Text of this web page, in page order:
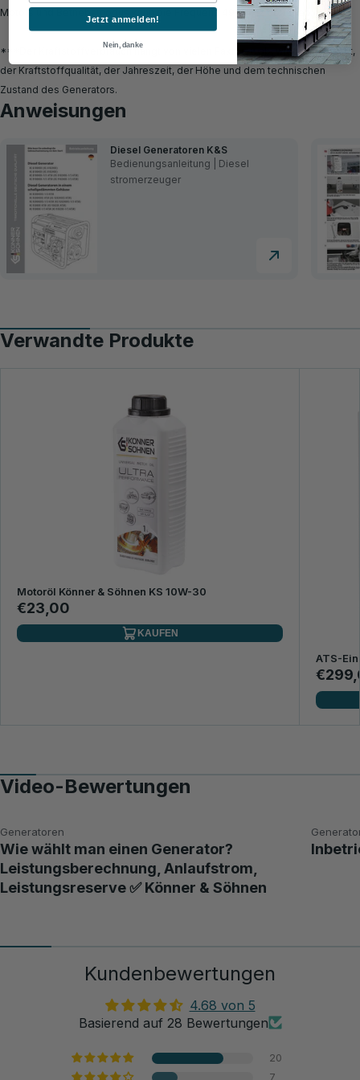
Motors und Betriebsmodus kann die Frequenz 49-54Hz betragen.
***Der Kraftstoffverbrauch hängt von vielen Faktoren ab, wie z.B. der Last,
der Kraftstoffqualität, der Jahreszeit, der Höhe und dem technischen
Zustand des Generators.
Anweisungen
Diesel Generatoren K&S
Bedienungsanleitung | Diesel
stromerzeuger
Verwandte Produkte
Motoröl Könner & Söhnen KS 10W-30
€23,00
KAUFEN
ATS-
Video-Bewertungen
Generatoren
Wie wählt man einen Generator?
Leistungsberechnung, Anlaufstrom,
Leistungsreserve ✅ Könner & Söhnen
Kundenbewertungen
4.68 von 5
Basierend auf 28 Bewertungen
20
7
Jetzt anmelden!
Nein, danke